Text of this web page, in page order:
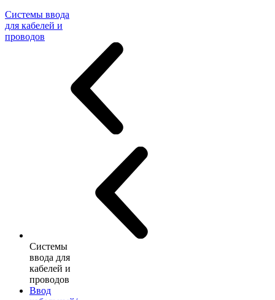
Системы ввода
для кабелей и
проводов
Системы
ввода для
кабелей и
проводов
Ввод